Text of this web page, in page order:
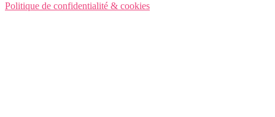
Politique de confidentialité & cookies